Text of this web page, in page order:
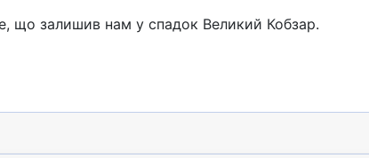
що залишив нам у спадок Великий Кобзар.